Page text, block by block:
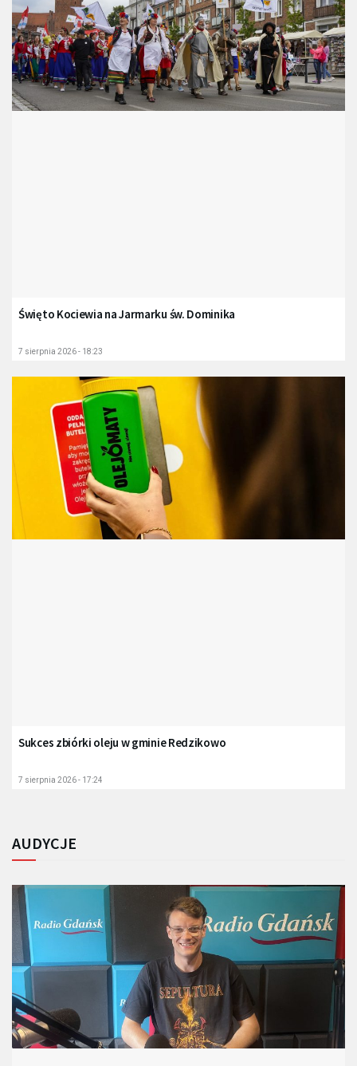
Święto Kociewia na Jarmarku św. Dominika
7 sierpnia 2026 - 18:23
Sukces zbiórki oleju w gminie Redzikowo
7 sierpnia 2026 - 17:24
AUDYCJE